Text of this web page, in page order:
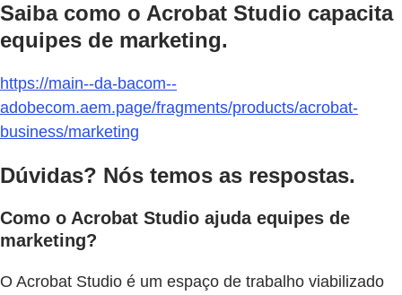
Saiba como o Acrobat Studio capacita
equipes de marketing.
https://main--da-bacom--
adobecom.aem.page/fragments/products/acrobat-
business/marketing
Dúvidas? Nós temos as respostas.
Como o Acrobat Studio ajuda equipes de
marketing?
O Acrobat Studio é um espaço de trabalho viabilizado